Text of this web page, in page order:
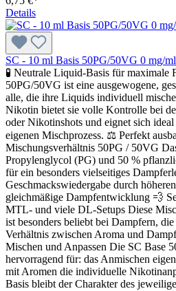
Details
SC - 10 ml Basis 50PG/50VG 0 mg/ml
🧪 Neutrale Liquid-Basis für maximale
50PG/50VG ist eine ausgewogene,
alle, die ihre Liquids individuell
Nikotin bietet sie volle Kontrolle bei
oder Nikotinshots und eignet sich
eigenen Mischprozess. ⚖️ Perfekt
Mischungsverhältnis 50PG / 50VG
Propylenglycol (PG) und 50 %
für ein besonders vielseitiges
Geschmackswiedergabe durch
gleichmäßige Dampfentwicklung 💨
MTL- und viele DL-Setups Diese
ist besonders beliebt bei Dampfern,
Verhältnis zwischen Aroma und
Mischen und Anpassen Die SC Base
hervorragend für: das Anmischen
mit Aromen die individuelle
Basis bleibt der Charakter des